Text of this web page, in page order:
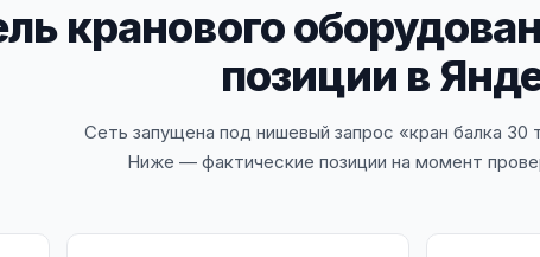
кранового
позиции в
Сеть запущена под нишевый запрос «кран балка 30
Ниже — фактические позиции на момент